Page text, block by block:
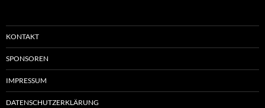
KONTAKT
SPONSOREN
IMPRESSUM
DATENSCHUTZERKLÄRUNG